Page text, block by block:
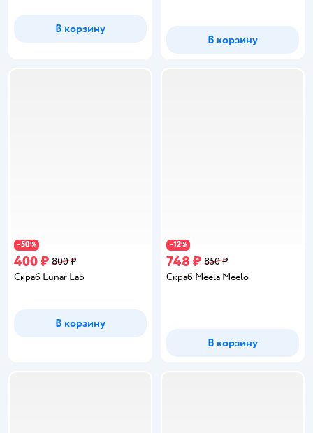
В корзину
В корзину
−50%
400 ₽ 800 ₽
Скраб Lunar Lab
В корзину
−12%
748 ₽ 850 ₽
Скраб Meela Meelo
В корзину